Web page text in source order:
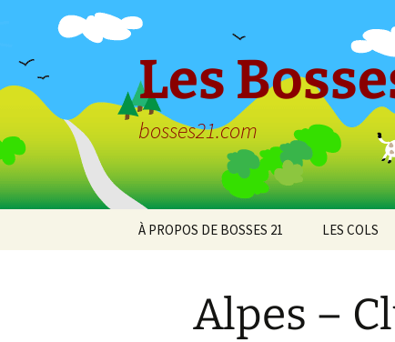
Les
bosses21.com
À PROPOS DE BOSSES 21 LES COLS
Col de
Alpes –